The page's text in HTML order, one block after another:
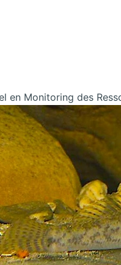
en Monitoring des